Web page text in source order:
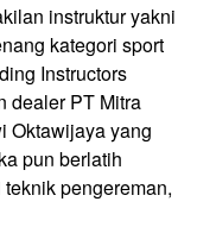
instruktur yakni
kategori sport
Instructors
dealer PT Mitra
Oktawijaya yang
pun berlatih
pengereman,